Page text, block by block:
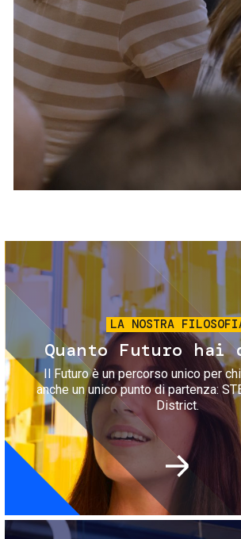
Servizi e accessibilità
Contatti
FAQ
Biglietti
Immagine
LA NOSTRA
Quanto Futuro hai
Il Futuro è un percorso unico per
anche un unico punto di partenza:
District.
Immagine